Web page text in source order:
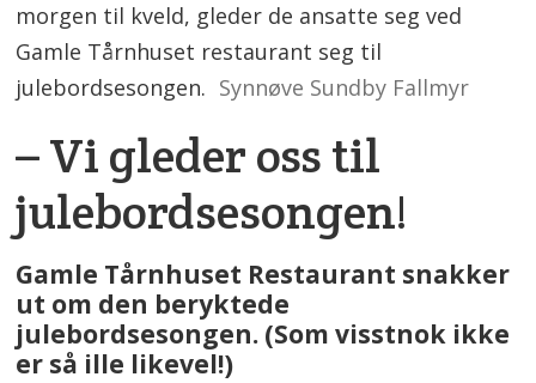
morgen til kveld, gleder de ansatte seg ved
Gamle Tårnhuset restaurant seg til
julebordsesongen. Synnøve Sundby Fallmyr
– Vi gleder oss til
julebordsesongen!
Gamle Tårnhuset Restaurant snakker
ut om den beryktede
julebordsesongen. (Som visstnok ikke
er så ille likevel!)